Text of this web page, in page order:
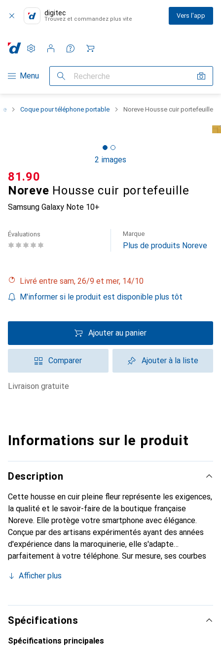
digitec
Trouvez et commandez plus vite Vers l'app
Navigation par catégorie
Menu Recherche
Paramètres
Compte client
Listes de comparaison
Listes d'envies
Panier
Coque pour téléphone portable Noreve Housse cuir portefeuille
2 images
Noreve Housse cuir portefeuille
Samsung Galaxy Note 10+
CHF
81.90
Évaluations Marque
Plus de produits Noreve
Livré entre sam, 26/9 et mer, 14/10
M'informer si le produit est disponible plus tôt
Ajouter au panier
Comparer Ajouter à la liste
livraison gratuite
Informations sur le produit
Description
Cette housse en cuir pleine fleur représente les exigences,
la qualité et le savoir-faire de la boutique française
Noreve. Elle protège votre smartphone avec élégance.
Conçue par des artisans expérimentés ayant des années
d'expérience dans la maroquinerie, elle s'adapte
parfaitement à votre téléphone. Sur mesure, ses courbes
devient l'accessoire chic et indispensable pour votre
internationalement pour ses produits de haute qualité et
constitue un choix fiable pour une clientèle exigeante.
Afficher plus
Spécifications
Spécifications principales